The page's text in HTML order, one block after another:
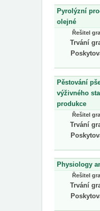
Pyrolýzní
olejné
Řešitel
Trvání
Pěstování
výživného
produkce
Řešitel
Trvání
Physiology
Řešitel
Trvání